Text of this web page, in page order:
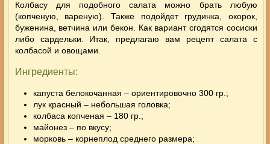
Колбасу для подобного салата можно брать любую
(копченую, вареную). Также подойдет грудинка, окорок,
буженина, ветчина или бекон. Как вариант сгодятся сосиски
либо сардельки. Итак, предлагаю вам рецепт салата с
колбасой и овощами.
Ингредиенты:
капуста белокочанная – ориентировочно 300 гр.;
лук красный – небольшая головка;
колбаса копченая – 180 гр.;
майонез – по вкусу;
морковь – корнеплод среднего размера;